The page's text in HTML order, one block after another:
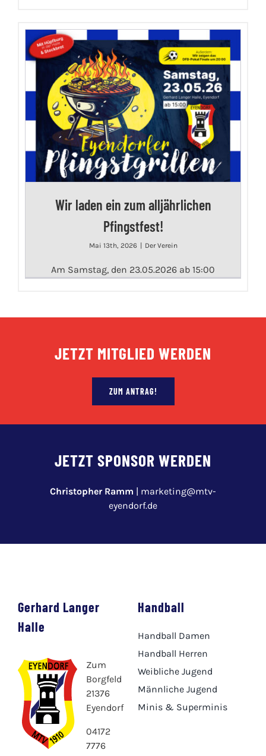
Wir laden ein zum alljährlichen
Pfingstfest!
Mai 13th, 2026 | Der Verein
Am Samstag, den 23.05.2026 ab 15:00
JETZT MITGLIED WERDEN
ZUM ANTRAG!
JETZT SPONSOR WERDEN
Christopher Ramm | marketing@mtv-
eyendorf.de
Gerhard Langer
Halle
Zum
Borgfeld
21376
Eyendorf
04172
7776
Handball
Handball Damen
Handball Herren
Weibliche Jugend
Männliche Jugend
Minis & Superminis